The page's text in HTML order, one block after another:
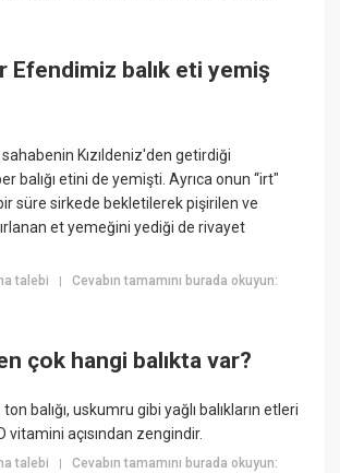
Efendimiz balık eti yemiş
Kızıldeniz'den getirdiği
balığı etini de yemişti. Ayrıca onun “irt"
süre sirkede bekletilerek pişirilen ve
et yemeğini yediği de rivayet
talebi |Cevabın tamamını burada okuyun:
çok hangi balıkta var?
balığı, uskumru gibi yağlı balıkların etleri
vitamini açısından zengindir.
talebi |Cevabın tamamını burada okuyun: